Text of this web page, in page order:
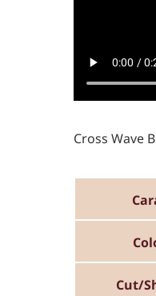
Cross Wave
Cut/